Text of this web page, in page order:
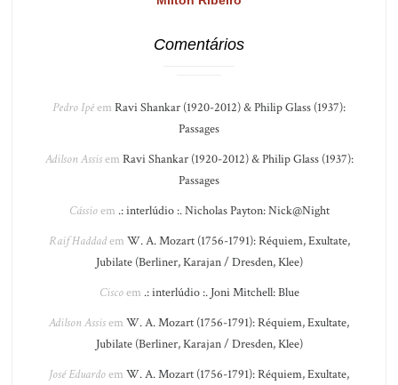
Comentários
Pedro Ipêem Ravi Shankar (1920-2012) & Philip Glass (1937):
Passages
Adilson Assisem Ravi Shankar (1920-2012) & Philip Glass (1937):
Passages
Cássioem .: interlúdio :. Nicholas Payton: Nick@Night
Raif Haddadem W. A. Mozart (1756-1791): Réquiem, Exultate,
Jubilate (Berliner, Karajan / Dresden, Klee)
Ciscoem .: interlúdio :. Joni Mitchell: Blue
Adilson Assisem W. A. Mozart (1756-1791): Réquiem, Exultate,
Jubilate (Berliner, Karajan / Dresden, Klee)
José Eduardoem W. A. Mozart (1756-1791): Réquiem, Exultate,